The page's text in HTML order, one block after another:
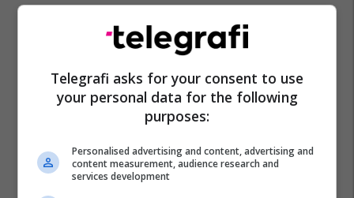
Telegrafi asks for your consent to use
your personal data for the following
purposes:
Personalised advertising and content, advertising and
content measurement, audience research and
services development